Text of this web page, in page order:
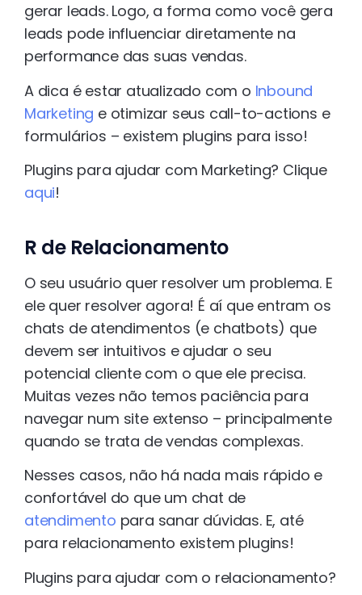
gerar leads. Logo, a forma como você gera
leads pode influenciar diretamente na
performance das suas vendas.
A dica é estar atualizado com o Inbound
Marketing e otimizar seus call-to-actions e
formulários – existem plugins para isso!
Plugins para ajudar com Marketing? Clique
aqui!
R de Relacionamento
O seu usuário quer resolver um problema. E
ele quer resolver agora! É aí que entram os
chats de atendimentos (e chatbots) que
devem ser intuitivos e ajudar o seu
potencial cliente com o que ele precisa.
Muitas vezes não temos paciência para
navegar num site extenso – principalmente
quando se trata de vendas complexas.
Nesses casos, não há nada mais rápido e
confortável do que um chat de
atendimento para sanar dúvidas. E, até
para relacionamento existem plugins!
Plugins para ajudar com o relacionamento?